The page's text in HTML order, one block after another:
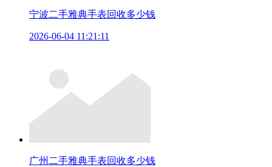
宁波二手雅典手表回收多少钱
2026-06-04 11:21:11
广州二手雅典手表回收多少钱